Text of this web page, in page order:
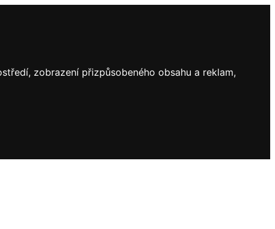
zobrazení přizpůsobeného obsahu a reklam,